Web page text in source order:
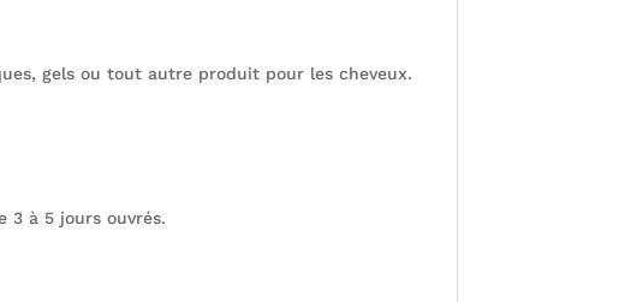
gels ou tout autre produit pour les cheveux.
3 à 5 jours ouvrés.